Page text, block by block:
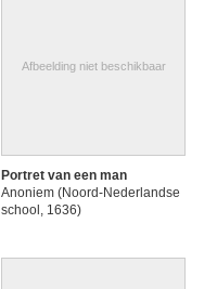
Afbeelding niet beschikbaar
Portret van een man
Anoniem (Noord-Nederlandse
school, 1636)